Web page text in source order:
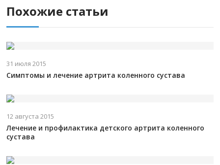
Похожие статьи
31 июля 2015
Симптомы и лечение артрита коленного сустава
12 августа 2015
Лечение и профилактика детского артрита коленного
сустава